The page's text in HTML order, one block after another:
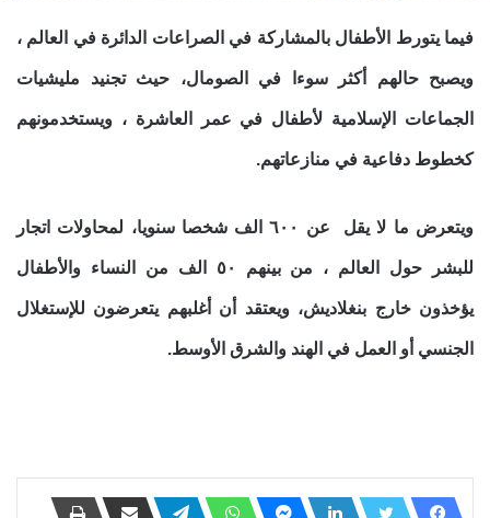
فيما يتورط الأطفال بالمشاركة في الصراعات الدائرة في العالم ،
ويصبح حالهم أكثر سوءا في الصومال، حيث تجنيد مليشيات
الجماعات الإسلامية لأطفال في عمر العاشرة ، ويستخدمونهم
كخطوط دفاعية في منازعاتهم.
ويتعرض ما لا يقل عن ٦٠٠ الف شخصا سنويا، لمحاولات اتجار
للبشر حول العالم ، من بينهم ٥٠ الف من النساء والأطفال
يؤخذون خارج بنغلاديش، ويعتقد أن أغلبهم يتعرضون للإستغلال
الجنسي أو العمل في الهند والشرق الأوسط.